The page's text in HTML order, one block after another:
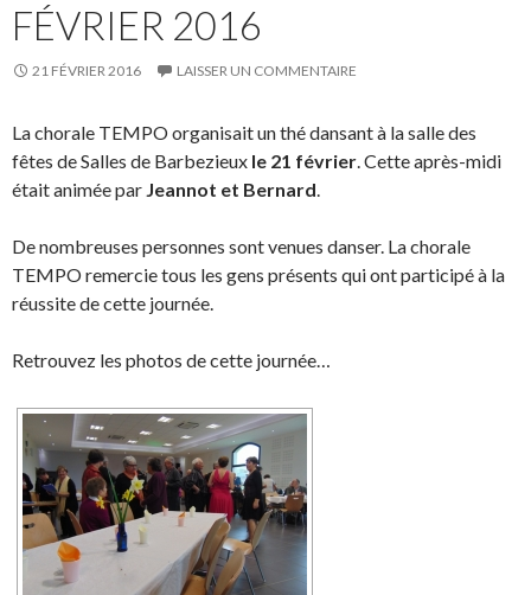
FÉVRIER 2016
21 FÉVRIER 2016 LAISSER UN COMMENTAIRE
La chorale TEMPO organisait un thé dansant à la salle des
fêtes de Salles de Barbezieux le 21 février. Cette après-midi
était animée par Jeannot et Bernard.
De nombreuses personnes sont venues danser. La chorale
TEMPO remercie tous les gens présents qui ont participé à la
réussite de cette journée.
Retrouvez les photos de cette journée…